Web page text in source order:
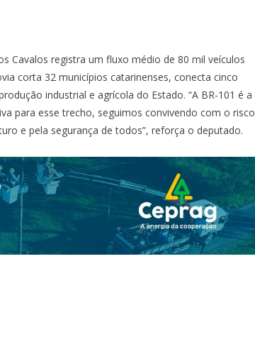
Cavalos registra um fluxo médio de 80 mil veículos
corta 32 municípios catarinenses, conecta cinco
industrial e agrícola do Estado. “A BR-101 é a
para esse trecho, seguimos convivendo com o risco
e pela segurança de todos”, reforça o deputado.